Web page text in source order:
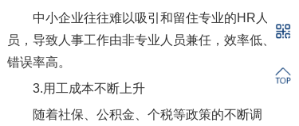
中小企业往往难以吸引和留住专业的HR人
员，导致人事工作由非专业人员兼任，效率低、
错误率高。
3.用工成本不断上升
随着社保、公积金、个税等政策的不断调